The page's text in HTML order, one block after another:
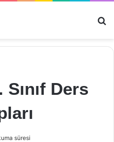
Ders
süresi